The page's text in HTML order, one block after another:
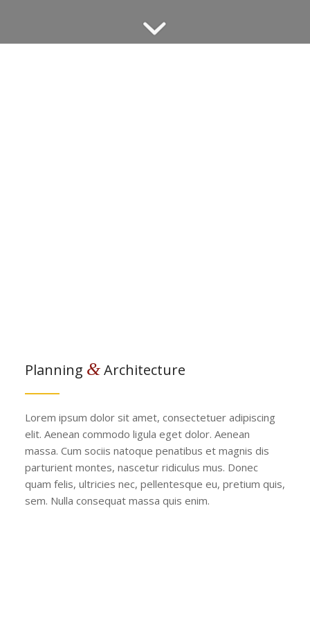
Planning &Architecture
Lorem ipsum dolor sit amet, consectetuer adipiscing
elit. Aenean commodo ligula eget dolor. Aenean
massa. Cum sociis natoque penatibus et magnis dis
parturient montes, nascetur ridiculus mus. Donec
quam felis, ultricies nec, pellentesque eu, pretium quis,
sem. Nulla consequat massa quis enim.